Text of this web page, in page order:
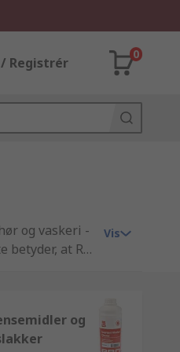
Registrér
0
og vaskeri -
at RS
produkter der
medfølger
Vis
og